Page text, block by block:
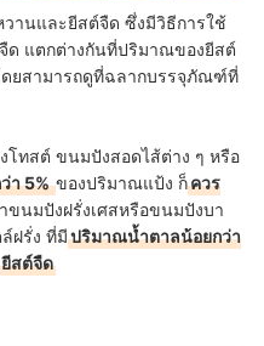
านและยีสต์จืด ซึ่งมีวิธีการใช้
ด แตกต่างกันที่ปริมาณของยีสต์
ยสามารถดูที่ฉลากบรรจุภัณฑ์ที่
ทสต์ ขนมปังสอดไส้ต่าง ๆ หรือ
า 5%ของปริมาณแป้ง ก็ควร
ขนมปังฝรั่งเศสหรือขนมปังบา
ฝรั่ง ที่มีปริมาณน้ำตาลน้อยกว่า
ยีสต์จืด